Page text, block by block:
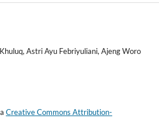
Astri Ayu Febriyuliani, Ajeng Woro
Creative Commons Attribution-